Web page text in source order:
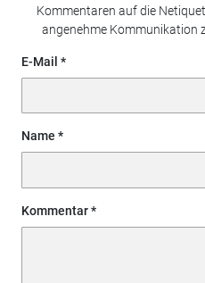
Kommentaren auf die
angenehme Kommunikation
E-Mail
Name
Kommentar